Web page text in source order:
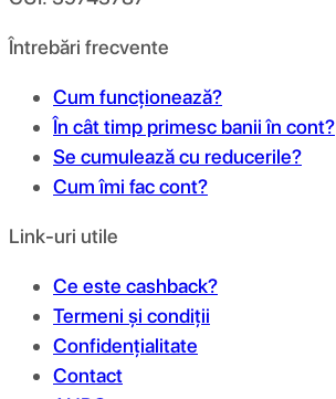
Întrebări frecvente
Cum funcționează?
În cât timp primesc banii în cont?
Se cumulează cu reducerile?
Cum îmi fac cont?
Link-uri utile
Ce este cashback?
Termeni și condiții
Confidențialitate
Contact